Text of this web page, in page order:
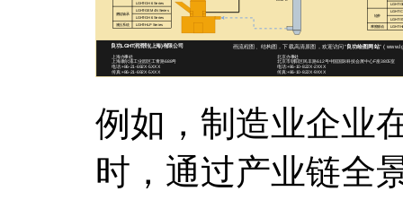
例如，制造业企业
时，通过产业链全